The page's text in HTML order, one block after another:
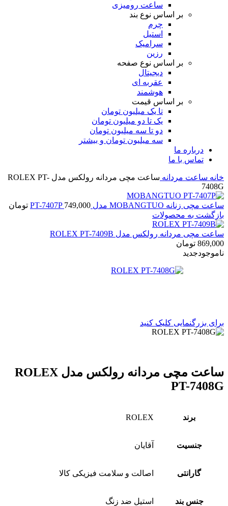
ساعت رومیزی
بر اساس نوع بند
چرم
استیل
سرامیک
رزین
بر اساس نوع صفحه
دیجیتال
عقربه ای
هوشمند
بر اساس قیمت
تا یک میلیون تومان
یک تا دو میلیون تومان
دو تا سه میلیون تومان
سه میلیون تومان و بیشتر
درباره ما
تماس با ما
خانه ساعت مردانه
ساعت مچی مردانه رولکس مدل ROLEX PT-
7408G
ساعت مچی زنانه MOBANGTUO مدل PT-7407P 749,000
تومان
بازگشت به محصولات
ساعت مچی مردانه رولکس مدل ROLEX PT-7409B
869,000 تومان
ناموجودجدید
برای بزرگنمایی کلیک کنید
ساعت مچی مردانه رولکس مدل ROLEX
PT-7408G
برند ROLEX
جنسیت آقایان
گارانتی اصالت و سلامت فیزیکی کالا
جنس بند استیل ضد زنگ